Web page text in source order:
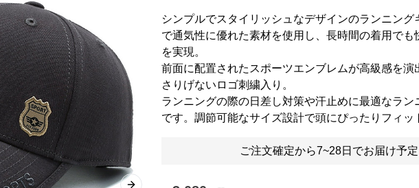
シンプルでスタイリッシュなデザインのランニング
で通気性に優れた素材を使用し、長時間の着用でも
を実現。
前面に配置されたスポーツエンブレムが高級感を演
さりげないロゴ刺繍入り。
ランニングの際の日差し対策や汗止めに最適なラン
です。調節可能なサイズ設計で頭にぴったりフィッ
ご注文確定から7~28日でお届け予定